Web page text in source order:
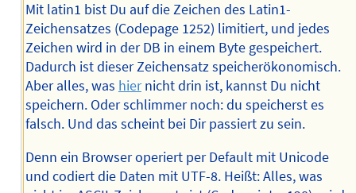
Mit latin1 bist Du auf die Zeichen des Latin1-
Zeichensatzes (Codepage 1252) limitiert, und jedes
Zeichen wird in der DB in einem Byte gespeichert.
Dadurch ist dieser Zeichensatz speicherökonomisch.
Aber alles, was hiernicht drin ist, kannst Du nicht
speichern. Oder schlimmer noch: du speicherst es
falsch. Und das scheint bei Dir passiert zu sein.
Denn ein Browser operiert per Default mit Unicode
und codiert die Daten mit UTF-8. Heißt: Alles, was